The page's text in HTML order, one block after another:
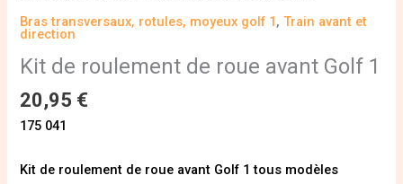
Bras transversaux, rotules, moyeux golf 1,Train avant et
direction
Kit de roulement de roue avant Golf 1
20,95 €
175 041
Kit de roulement de roue avant Golf 1 tous modèles